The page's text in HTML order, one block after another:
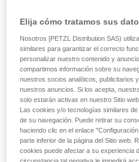
Elija cómo tratamos sus
Nosotros [PETZL Distribution SAS)
similares para garantizar el correcto
personalizar nuestro contenido y
compartimos información sobre su
nuestros socios analíticos, publicitarios
nuestros anuncios. Si los acepta,
solo estarán activas en nuestro Sitio
Las cookies y/o tecnologías similares
de su navegación. Puede retirar su
haciendo clic en el enlace
parte inferior de la página del Sitio web.
cookies puede afectar a su experiencia